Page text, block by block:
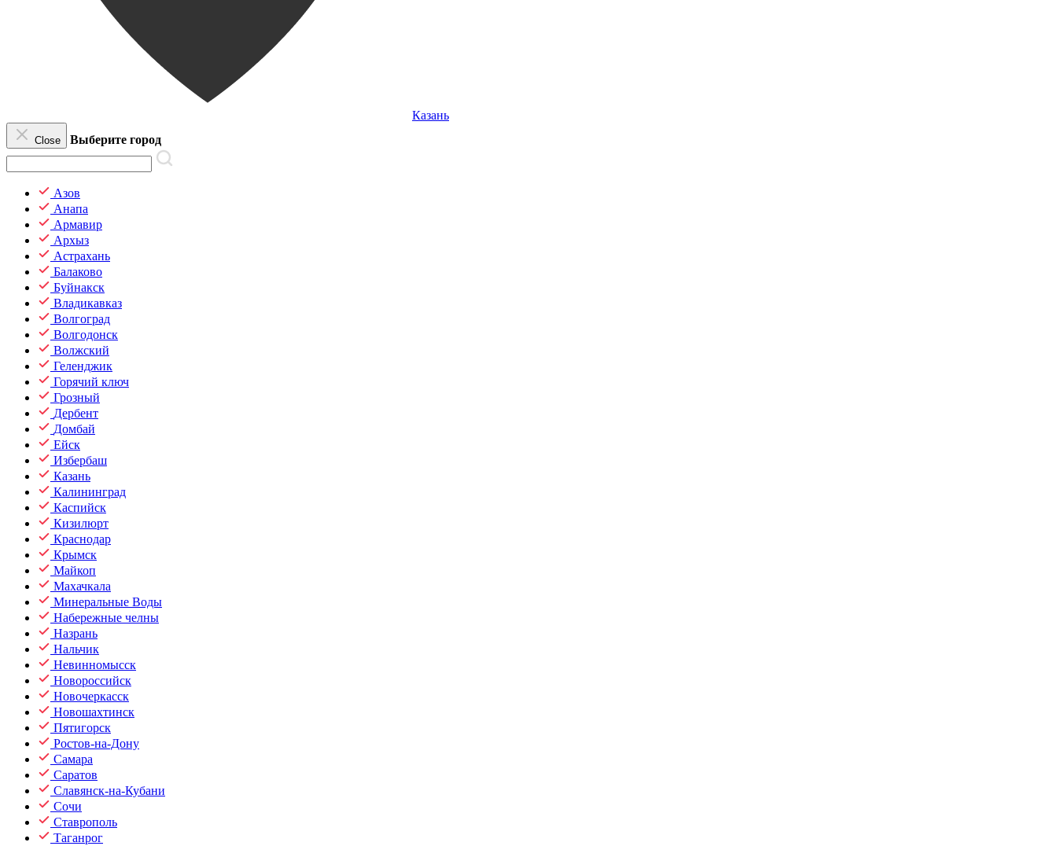
Казань
Close Выберите город
Азов
Анапа
Армавир
Архыз
Астрахань
Балаково
Буйнакск
Владикавказ
Волгоград
Волгодонск
Волжский
Геленджик
Горячий ключ
Грозный
Дербент
Домбай
Ейск
Избербаш
Казань
Калининград
Каспийск
Кизилюрт
Краснодар
Крымск
Майкоп
Махачкала
Минеральные Воды
Набережные челны
Назрань
Нальчик
Невинномысск
Новороссийск
Новочеркасск
Новошахтинск
Пятигорск
Ростов-на-Дону
Самара
Саратов
Славянск-на-Кубани
Сочи
Ставрополь
Таганрог